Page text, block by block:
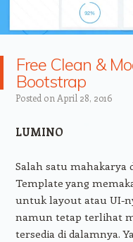
Free Clean &
Bootstrap
Posted on April 28, 2016
LUMINO
Salah satu mahakarya
Template yang
untuk layout atau UI-
namun tetap terlihat
tersedia di dalamnya.